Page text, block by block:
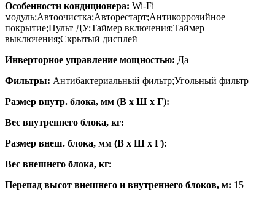
Особенности кондиционера: Wi-Fi
модуль;Автоочистка;Авторестарт;Антикоррозийное
покрытие;Пульт ДУ;Таймер включения;Таймер
выключения;Скрытый дисплей
Инверторное управление мощностью: Да
Фильтры: Антибактериальный фильтр;Угольный фильтр
Размер внутр. блока, мм (В x Ш x Г):
Вес внутреннего блока, кг:
Размер внеш. блока, мм (В x Ш x Г):
Вес внешнего блока, кг:
Перепад высот внешнего и внутреннего блоков, м: 15